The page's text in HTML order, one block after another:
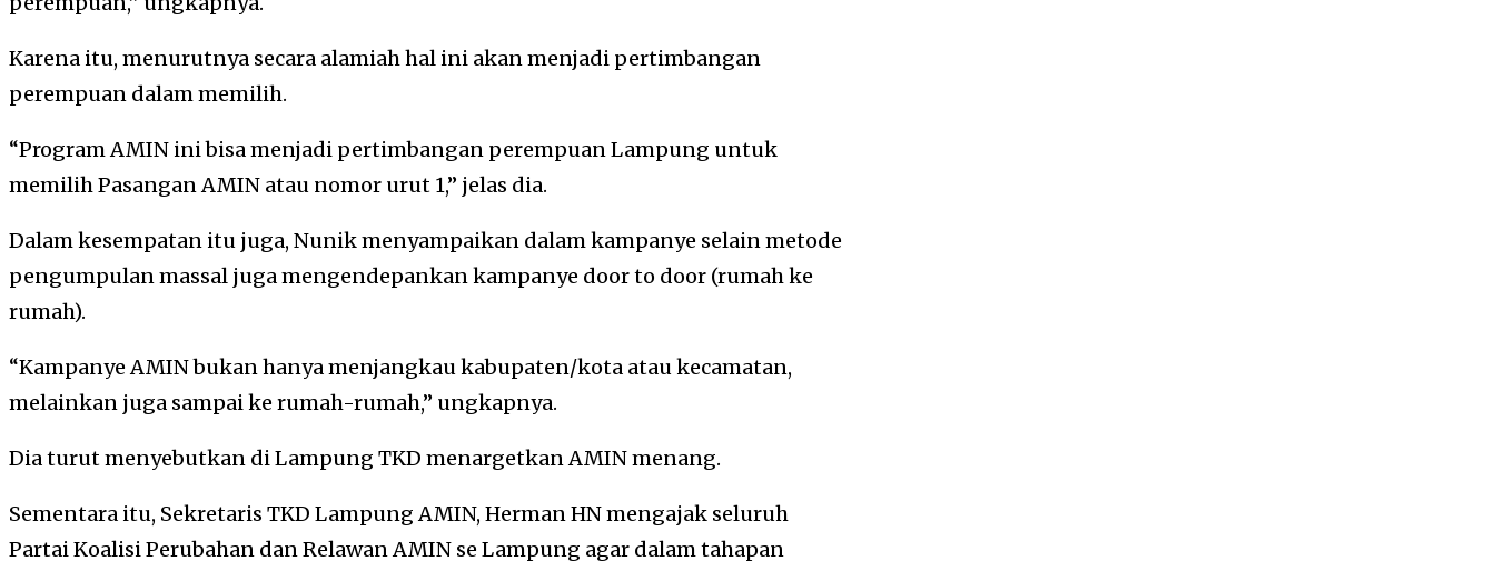
Karena itu, menurutnya secara alamiah hal ini akan menjadi pertimbangan
perempuan dalam memilih.
“Program AMIN ini bisa menjadi pertimbangan perempuan Lampung untuk
memilih Pasangan AMIN atau nomor urut 1,” jelas dia.
Dalam kesempatan itu juga, Nunik menyampaikan dalam kampanye selain metode
pengumpulan massal juga mengendepankan kampanye door to door (rumah ke
rumah).
“Kampanye AMIN bukan hanya menjangkau kabupaten/kota atau kecamatan,
melainkan juga sampai ke rumah-rumah,” ungkapnya.
Dia turut menyebutkan di Lampung TKD menargetkan AMIN menang.
Sementara itu, Sekretaris TKD Lampung AMIN, Herman HN mengajak seluruh
Partai Koalisi Perubahan dan Relawan AMIN se Lampung agar dalam tahapan